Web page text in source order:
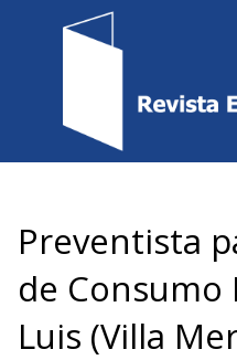
Preventista
de Consumo
Luis (Villa